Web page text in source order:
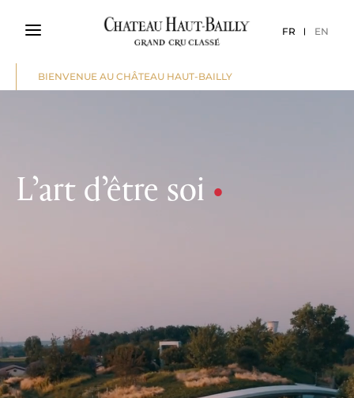
FR EN
BIENVENUE AU CHÂTEAU HAUT-BAILLY
L’art d’être soi •